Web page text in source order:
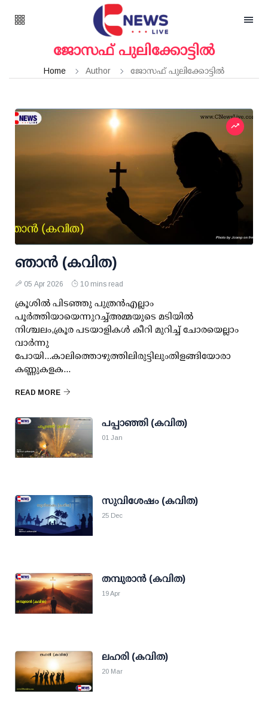
ജോസഫ് പുലിക്കോട്ടിൽ
Home Author ജോസഫ് പുലിക്കോട്ടിൽ
ഞാൻ (കവിത)
05 Apr 2026 10 mins read
ക്രൂശിൽ പിടഞ്ഞു പുത്രൻഎല്ലാം
പൂർത്തിയായെന്നുറച്ച്അമ്മയുടെ മടിയിൽ
നിശ്ചലം,ക്രൂര പടയാളികൾ കീറി മുറിച്ച് ചോരയെല്ലാം
വാർന്നു
പോയി...കാലിത്തൊഴുത്തിലിരുട്ടിലുംതിളങ്ങിയോരാ
കണ്ണുകളക...
READ MORE
പപ്പാഞ്ഞി (കവിത)
01 Jan
സുവിശേഷം (കവിത)
25 Dec
തമ്പുരാൻ (കവിത)
19 Apr
ലഹരി (കവിത)
20 Mar